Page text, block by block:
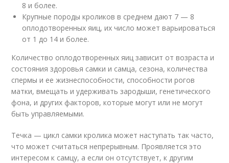
8 и более.
Крупные породы кроликов в среднем дают 7 — 8
оплодотворенных яиц, их число может варьироваться
от 1 до 14 и более.
Количество оплодотворенных яиц зависит от возраста и
состояния здоровья самки и самца, сезона, количества
спермы и ее жизнеспособности, способности рогов
матки, вмещать и удерживать зародыши, генетического
фона, и других факторов, которые могут или не могут
быть управляемыми.
Течка — цикл самки кролика может наступать так часто,
что может считаться непрерывным. Проявляется это
интересом к самцу, а если он отсутствует, к другим